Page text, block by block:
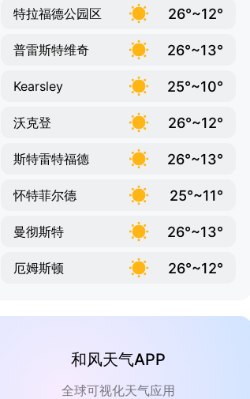
特拉福德公园区 26°~12°
普雷斯特维奇 26°~13°
Kearsley 25°~10°
沃克登 26°~12°
斯特雷特福德 26°~13°
怀特菲尔德 25°~11°
曼彻斯特 26°~13°
厄姆斯顿 26°~12°
和风天气APP
全球可视化天气应用